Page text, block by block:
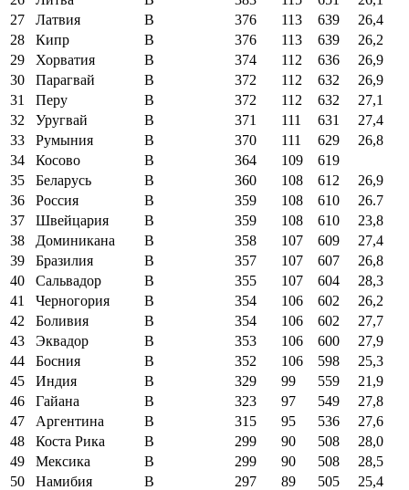
27
Латвия B 376 113 639
26,4
28
Кипр B 376 113 639
26,2
29
Хорватия B 374 112 636
26,9
30
Парагвай B 372 112 632
26,9
31
Перу B 372 112 632
27,1
32
Уругвай B 371 111 631
27,4
33
Румыния B 370 111 629
26,8
34
Косово B 364 109
619
35
Беларусь B 360 108 612
26,9
36
Россия B 359 108 610
26.7
37
Швейцария B 359 108 610
23,8
38
Доминикана B 358 107 609
27,4
39
Бразилия B 357 107 607
26,8
40
Сальвадор B 355 107 604
28,3
41
Черногория B 354 106 602
26,2
42
Боливия B 354 106 602
27,7
43
Эквадор B 353 106 600
27,9
44
Босния B 352 106 598
25,3
45
Индия B 329 99 559
21,9
46
Гайана B 323 97 549
27,8
47
Аргентина B 315 95 536
27,6
48
Коста Рика B 299 90 508
28,0
49
Мексика B 299 90 508
28,5
50
Намибия B 297 89 505
25,4